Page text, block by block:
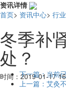
资讯详情
首页> 资讯中心> 行
冬季补
处？
时间： 2019-01-17
下一篇：当前
上一篇：艾灸